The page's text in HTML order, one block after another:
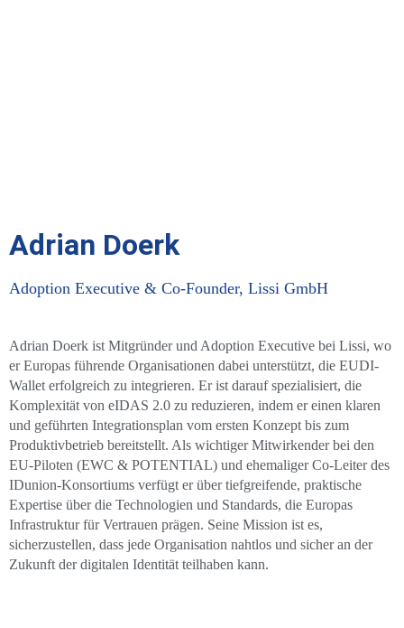
Adrian Doerk
Adoption Executive & Co-Founder, Lissi GmbH
Adrian Doerk ist Mitgründer und Adoption Executive bei Lissi, wo
er Europas führende Organisationen dabei unterstützt, die EUDI-
Wallet erfolgreich zu integrieren. Er ist darauf spezialisiert, die
Komplexität von eIDAS 2.0 zu reduzieren, indem er einen klaren
und geführten Integrationsplan vom ersten Konzept bis zum
Produktivbetrieb bereitstellt. Als wichtiger Mitwirkender bei den
EU-Piloten (EWC & POTENTIAL) und ehemaliger Co-Leiter des
IDunion-Konsortiums verfügt er über tiefgreifende, praktische
Expertise über die Technologien und Standards, die Europas
Infrastruktur für Vertrauen prägen. Seine Mission ist es,
sicherzustellen, dass jede Organisation nahtlos und sicher an der
Zukunft der digitalen Identität teilhaben kann.